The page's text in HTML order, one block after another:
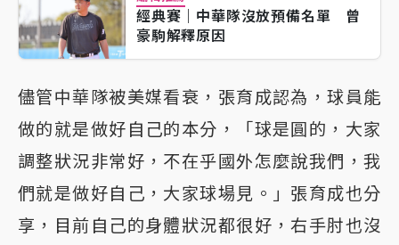
經典賽｜中華隊沒放預備名單 曾
豪駒解釋原因
儘管中華隊被美媒看衰，張育成認為，球員能
做的就是做好自己的本分，「球是圓的，大家
調整狀況非常好，不在乎國外怎麼說我們，我
們就是做好自己，大家球場見。」張育成也分
享，目前自己的身體狀況都很好，右手肘也沒